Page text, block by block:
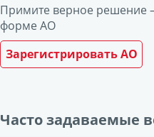
Примите верное решение
форме АО
Зарегистрировать АО
Часто задаваемые